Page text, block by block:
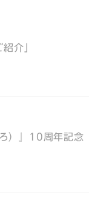
介」
ろ）』10周年記